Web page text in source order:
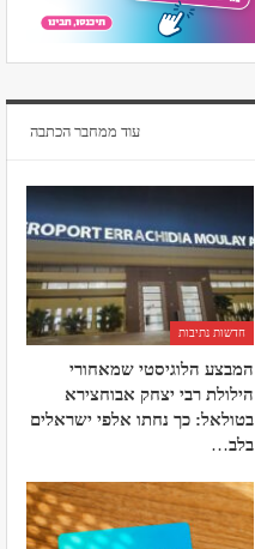
עוד ממחבר הכתבה
חדשות נתיבות
המבצע הלוגיסטי שמאחורי
הילולת רבי יצחק אבוחצירא
בטולאל: כך נחתו אלפי ישראלים
בלב…